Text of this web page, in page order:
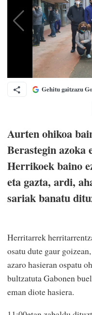
Gehitu gaitzazu
Aurten ohikoa
Berastegin azoka
Herrikoek baino
eta gazta, ardi,
sariak banatu
Herritarrek
osatu dute gaur
azaro hasieran ospatu
bultzatuta Gabonen
eman diote hasiera.